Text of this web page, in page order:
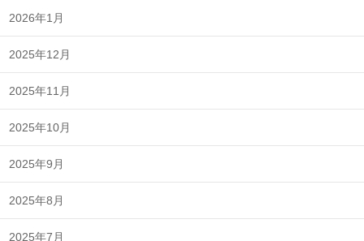
2026年1月
2025年12月
2025年11月
2025年10月
2025年9月
2025年8月
2025年7月